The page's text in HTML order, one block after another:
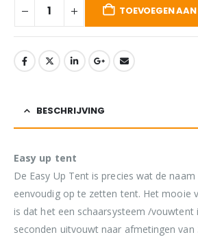
TOEVOEGEN AAN
BESCHRIJVING
Easy up tent
De Easy Up Tent is precies wat de
eenvoudig op te zetten tent. Het mooie
is dat het een schaarsysteem /vouwtent
seconden uitvouwt naar afmetingen